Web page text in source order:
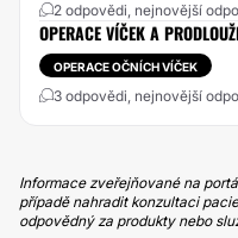
2 odpovědi, nejnovější
OPERACE VÍČEK A
OPERACE OČNÍCH VÍČEK
3 odpovědi, nejnovější
Informace zveřejňované na
případě nahradit konzultaci
odpovědný za produkty nebo